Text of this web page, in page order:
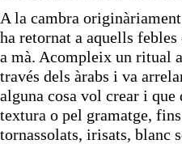
A la cambra
ha retornat a aquells
a mà. Acompleix un ritual
través dels àrabs i va
alguna cosa vol crear i que
textura o pel gramatge,
tornassolats, irisats, blanc